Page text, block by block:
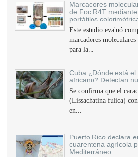
Marcadores
de Foc R4T
portátiles
Este estudio evaluó
marcadores
para la...
Cuba:¿Dónde está el
africano? Detectan
Se confirma que el
(Lissachatina fulica)
en...
Puerto Rico declara
cuarentena agrícola
Mediterráneo